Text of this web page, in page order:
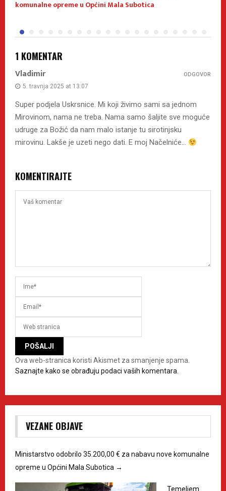
komunalne opreme u Općini Mala Subotica
1 KOMENTAR
Vladimir
5. travnja 2025 at 13:07
Super podjela Uskrsnice. Mi koji živimo sami sa jednom
Mirovinom, nama ne treba. Nama samo šaljite sve moguće
udruge za Božić da nam malo istanje tu sirotinjsku
mirovinu. Lakše je uzeti nego dati. E moj Načelniće…
ODGOVOR
KOMENTIRAJTE
Ova web-stranica koristi Akismet za smanjenje spama.
Saznajte kako se obrađuju podaci vaših komentara.
VEZANE OBJAVE
Ministarstvo odobrilo 35.200,00 € za nabavu nove komunalne
opreme u Općini Mala Subotica →
Temeljem